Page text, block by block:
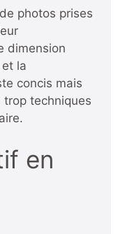
photos prises
dimension
la
concis mais
techniques
en